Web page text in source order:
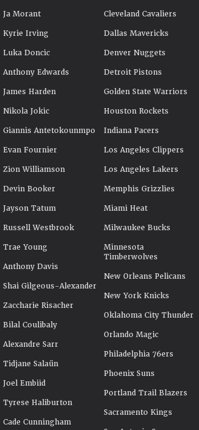
Ja Morant
Kyrie Irving
Luka Doncic
Anthony Edwards
James Harden
Nikola Jokic
Giannis Antetokounmpo
Evan Fournier
Zion Williamson
Devin Booker
Jayson Tatum
Russell Westbrook
Trae Young
Anthony Davis
Shai Gilgeous-Alexander
Zaccharie Risacher
Bilal Coulibaly
Alexandre Sarr
Tidjane Salaün
Joel Embiid
Tyrese Haliburton
Cade Cunningham
Cleveland Cavaliers
Dallas Mavericks
Denver Nuggets
Detroit Pistons
Golden State Warriors
Houston Rockets
Indiana Pacers
Los Angeles Clippers
Los Angeles Lakers
Memphis Grizzlies
Miami Heat
Milwaukee Bucks
Minnesota
Timberwolves
New Orleans Pelicans
New York Knicks
Oklahoma City Thunder
Orlando Magic
Philadelphia 76ers
Phoenix Suns
Portland Trail Blazers
Sacramento Kings